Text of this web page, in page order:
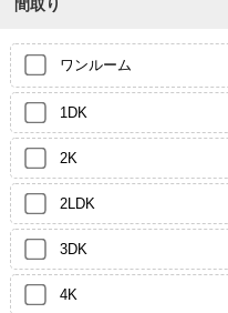
間取り
ワンルーム
1DK
2K
2LDK
3DK
4K